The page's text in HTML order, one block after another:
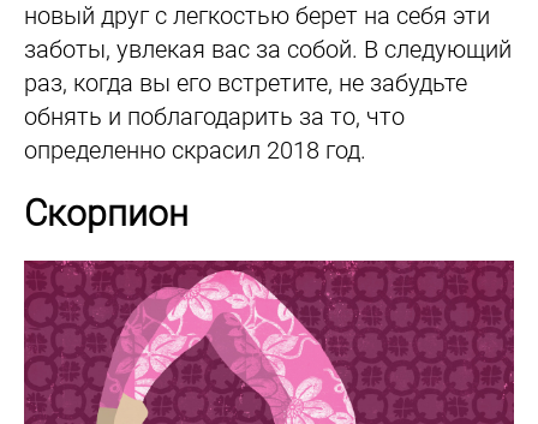
новый друг с легкостью берет на себя эти
заботы, увлекая вас за собой. В следующий
раз, когда вы его встретите, не забудьте
обнять и поблагодарить за то, что
определенно скрасил 2018 год.
Скорпион